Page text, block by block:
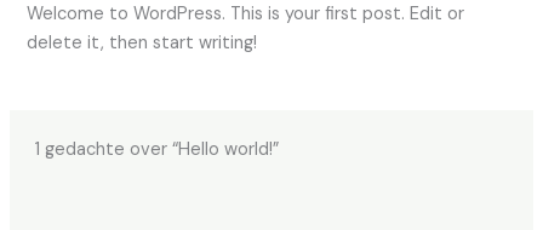
Welcome to WordPress. This is your first post. Edit or
delete it, then start writing!
1 gedachte over “Hello world!”